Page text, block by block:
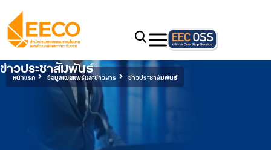
หน้าแรก ข้อมูลเผยแพร่และข่าวสาร ข่าวประชาสัมพันธ์
ข่าวประชาสัมพันธ์